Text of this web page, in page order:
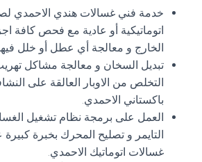
خدمة فني غسالات هندي الاحمدي
اتوماتيكية أو عادية مع فحص كافة
الخارج و معالجة أي عطل أو خلل
تبديل السخان و معالجة مشاكل تهريب
التخلص من الاوبار العالقة على
باكستاني الاحمدي.
العمل على برمجة نظام تشغيل
التايمر و تصليح المحرك بخبرة
غسالات اتوماتيك الاحمدي.